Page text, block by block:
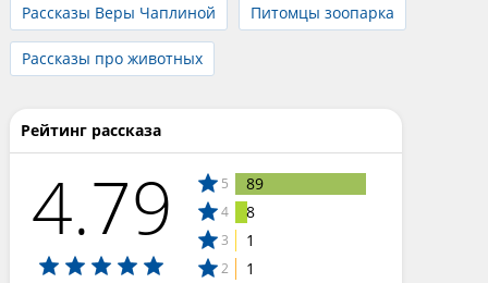
Рассказы Веры Чаплиной
Питомцы зоопарка
Рассказы про животных
Рейтинг рассказа
4.79 5 89
4 8
3 1
2 1